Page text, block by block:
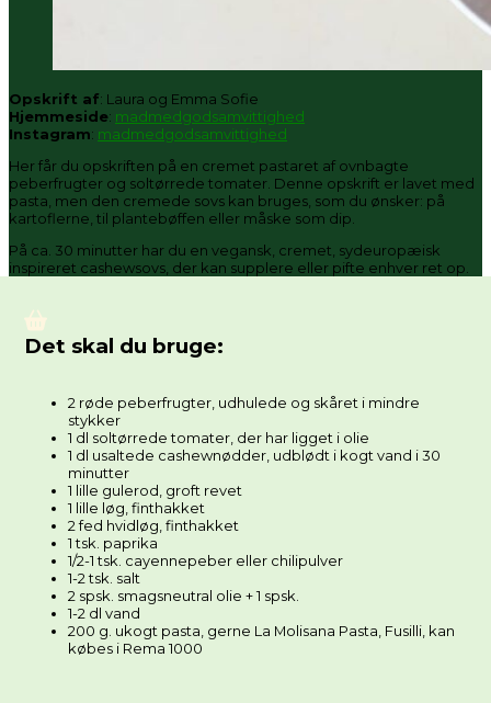
Opskrift af: Laura og Emma Sofie
Hjemmeside: madmedgodsamvittighed
Instagram: madmedgodsamvittighed
Her får du opskriften på en cremet pastaret af ovnbagte
peberfrugter og soltørrede tomater. Denne opskrift er lavet med
pasta, men den cremede sovs kan bruges, som du ønsker: på
kartoflerne, til plantebøffen eller måske som dip.
På ca. 30 minutter har du en vegansk, cremet, sydeuropæisk
inspireret cashewsovs, der kan supplere eller pifte enhver ret op.
Det skal du bruge:
2 røde peberfrugter, udhulede og skåret i mindre
stykker
1 dl soltørrede tomater, der har ligget i olie
1 dl usaltede cashewnødder, udblødt i kogt vand i 30
minutter
1 lille gulerod, groft revet
1 lille løg, finthakket
2 fed hvidløg, finthakket
1 tsk. paprika
1/2-1 tsk. cayennepeber eller chilipulver
1-2 tsk. salt
2 spsk. smagsneutral olie + 1 spsk.
1-2 dl vand
200 g. ukogt pasta, gerne La Molisana Pasta, Fusilli, kan
købes i Rema 1000